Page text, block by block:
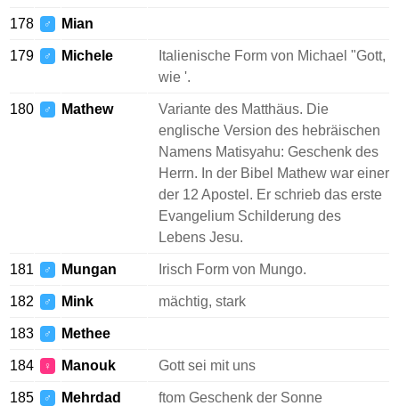
178 ♂ Mian
179 ♂ Michele
Italienische Form von Michael "Gott,
wie '.
180 ♂ Mathew
Variante des Matthäus. Die
englische Version des hebräischen
Namens Matisyahu: Geschenk des
Herrn. In der Bibel Mathew war einer
der 12 Apostel. Er schrieb das erste
Evangelium Schilderung des
Lebens Jesu.
181 ♂ Mungan Irisch Form von Mungo.
182 ♂ Mink mächtig, stark
183 ♂ Methee
184 ♀ Manouk Gott sei mit uns
185 ♂ Mehrdad ftom Geschenk der Sonne